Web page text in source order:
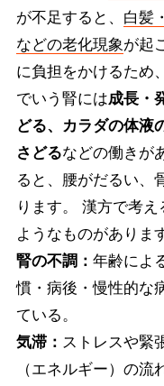
が不足すると、 白髪
などの老化現象が起
に負担をかけるため
でいう腎には成長・
どる、カラダの体液
さどるなどの働きが
ると、腰がだるい、
ります。 漢方で考
ようなものがありま
腎の不調： 年齢によ
慣・病後・慢性的な
ている。
気滞： ストレスや緊
（エネルギー）の流